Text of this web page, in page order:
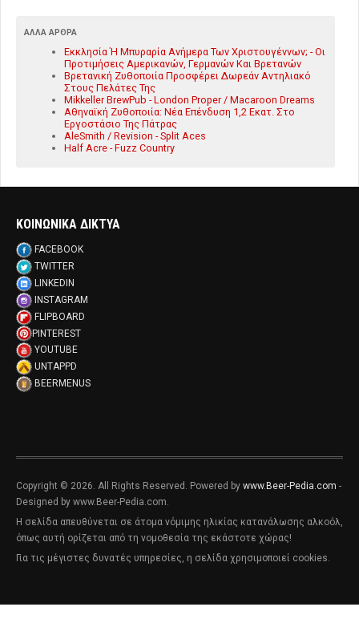
ΆΛΛΑ ΆΡΘΡΑ
Εκκλησία Ή Μπυραρία Ανήμερα Των Χριστουγέννων; - Οι
Προτιμήσεις Αμερικανών, Γερμανών Και Βρετανών
Βρετανική Ζυθοποιία Προσφέρει Δωρεάν Αντηλιακό
Στους Πελάτες Της
Mikkeller BrewPub - London Proper / Macaroon Dreams
Αθηναϊκή Ζυθοποιία: Νέα Επένδυση 1,2 Εκατ. Στο
Εργοστάσιο Της Πάτρας
AleSmith / Revision - Split Aces
Half Acre - Fuzz Country
ΚΟΙΝΩΝΙΚΑ ΔΙΚΤΥΑ
FACEBOOK
TWITTER
LINKEDIN
INSTAGRAM
FLIPBOARD
PINTEREST
YOUTUBE
UNTAPPD
BEERMENUS
Copyright © 2026. All Rights Reserved. Powered by www.Beer-Pedia.com -
Designed by www.Beer-Pedia.com.
Η σελίδα απευθύνεται σε άτομα νόμιμης ηλικίας κατανάλωσης αλκοόλ,
όπως αυτή ορίζεται από τη νομοθεσία της εκάστοτε χώρας!
Για τις μέγιστες δυνατές υπηρεσίες, η σελίδα χρησιμοποιεί cookies.